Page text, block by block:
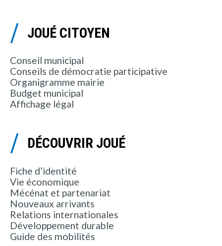
JOUÉ CITOYEN
Conseil municipal
Conseils de démocratie participative
Organigramme mairie
Budget municipal
Affichage légal
DÉCOUVRIR JOUÉ
Fiche d’identité
Vie économique
Mécénat et partenariat
Nouveaux arrivants
Relations internationales
Développement durable
Guide des mobilités